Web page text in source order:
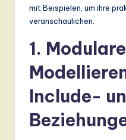
T
mit Beispielen, um ihre
veranschaulichen.
1.
Include-